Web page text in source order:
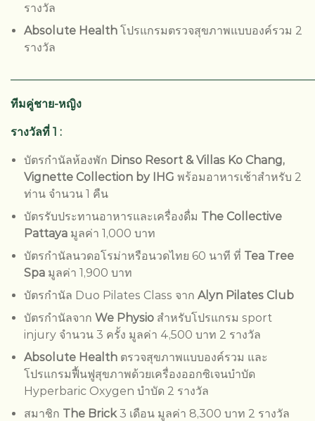
รางวัล
Absolute Healthโปรแกรมตรวจสุขภาพแบบองค์รวม 2
รางวัล
ทีมคู่ชาย-หญิง
รางวัลที่ 1 :
บัตรกำนัลห้องพัก Dinso Resort & Villas Ko Chang,
Vignette Collection by IHG พร้อมอาหารเช้าสำหรับ 2
ท่าน จำนวน 1 คืน
บัตรรับประทานอาหารและเครื่องดื่ม The Collective
Pattaya มูลค่า 1,000 บาท
บัตรกำนัลนวดอโรม่าหรือนวดไทย 60 นาที ที่ Tea Tree
Spa มูลค่า 1,900 บาท
บัตรกำนัล Duo Pilates Class จาก Alyn Pilates Club
บัตรกำนัลจาก We Physio สำหรับโปรแกรม sport
injury จำนวน 3 ครั้ง มูลค่า 4,500 บาท 2 รางวัล
Absolute Health ตรวจสุขภาพแบบองค์รวม และ
โปรแกรมฟื้นฟูสุขภาพด้วยเครื่องออกซิเจนบำบัด
Hyperbaric Oxygen บำบัด 2 รางวัล
สมาชิก The Brick3 เดือน มูลค่า 8,300 บาท 2 รางวัล